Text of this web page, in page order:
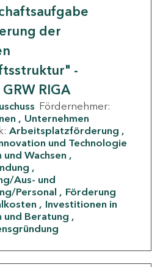
der
-
RIGA
Fördernehmer:
Unternehmen
Arbeitsplatzförderung
und Technologie
Wachsen
Aus- und
Personal
Förderung
Investitionen in
und Beratung